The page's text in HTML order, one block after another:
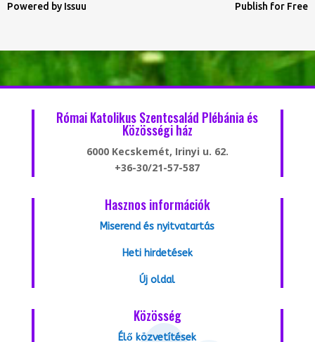
Powered by Issuu Publish for Free
Római Katolikus Szentcsalád Plébánia és
Közösségi ház
6000 Kecskemét, Irinyi u. 62.
+36-30/21-57-587
Hasznos információk
Miserend és nyitvatartás
Heti hirdetések
Új oldal
Közösség
Élő közvetítések